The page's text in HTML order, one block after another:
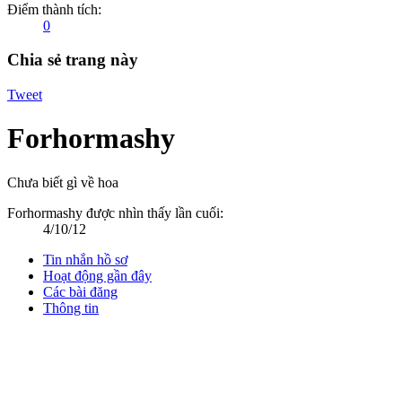
Điểm thành tích:
0
Chia sẻ trang này
Tweet
Forhormashy
Chưa biết gì về hoa
Forhormashy được nhìn thấy lần cuối:
4/10/12
Tin nhắn hồ sơ
Hoạt động gần đây
Các bài đăng
Thông tin